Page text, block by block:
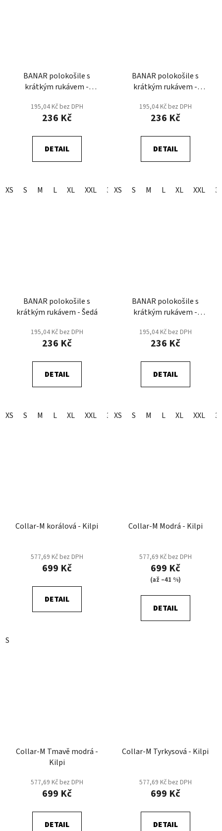
BANAR polokošile s
krátkým rukávem -
195,04 Kč bez DPH
236 Kč
DETAIL
XS S M L XL XXL 3XL
BANAR polokošile s
krátkým rukávem -
195,04 Kč bez DPH
236 Kč
DETAIL
XS S M L XL XXL
BANAR polokošile s
krátkým rukávem - Šedá
195,04 Kč bez DPH
236 Kč
DETAIL
XS S M L XL XXL 3XL
BANAR polokošile s
krátkým rukávem -
195,04 Kč bez DPH
236 Kč
DETAIL
XS S M L XL XXL
Collar-M korálová - Kilpi
577,69 Kč bez DPH
699 Kč
DETAIL
S
Collar-M Modrá - Kilpi
577,69 Kč bez DPH
699 Kč
(až –41 %)
DETAIL
Collar-M Tmavě modrá -
Kilpi
577,69 Kč bez DPH
699 Kč
DETAIL
Collar-M Tyrkysová - Kilpi
577,69 Kč bez DPH
699 Kč
DETAIL